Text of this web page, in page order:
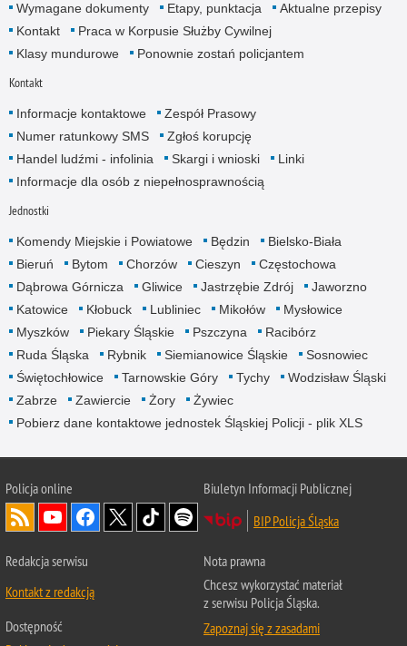
Wymagane dokumenty
Etapy, punktacja
Aktualne przepisy
Kontakt
Praca w Korpusie Służby Cywilnej
Klasy mundurowe
Ponownie zostań policjantem
Kontakt
Informacje kontaktowe
Zespół Prasowy
Numer ratunkowy SMS
Zgłoś korupcję
Handel ludźmi - infolinia
Skargi i wnioski
Linki
Informacje dla osób z niepełnosprawnością
Jednostki
Komendy Miejskie i Powiatowe Będzin
Bielsko-Biała
Bieruń
Bytom Chorzów Cieszyn
Częstochowa
Dąbrowa Górnicza
Gliwice Jastrzębie Zdrój
Jaworzno
Katowice
Kłobuck Lubliniec Mikołów
Mysłowice
Myszków
Piekary Śląskie Pszczyna
Racibórz
Ruda Śląska
Rybnik Siemianowice Śląskie
Sosnowiec
Świętochłowice
Tarnowskie Góry Tychy
Wodzisław Śląski
Zabrze
Zawiercie Żory
Żywiec
Pobierz dane kontaktowe jednostek Śląskiej Policji - plik XLS
Policja online
Biuletyn Informacji Publicznej
BIP Policja Śląska
Redakcja serwisu
Kontakt z redakcją
Dostępność
Nota prawna
Chcesz wykorzystać materiał
z serwisu Policja Śląska.
Zapoznaj się z zasadami